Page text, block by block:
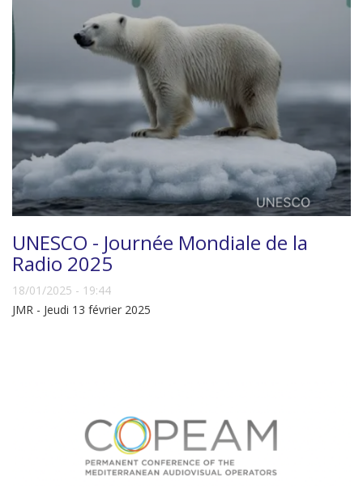
UNESCO - Journée Mondiale de la
Radio 2025
18/01/2025 - 19:44
JMR - Jeudi 13 février 2025